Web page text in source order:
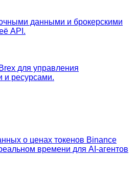
данными и брокерскими
API.
для управления
ресурсами.
о ценах токенов Binance
времени для AI-агентов